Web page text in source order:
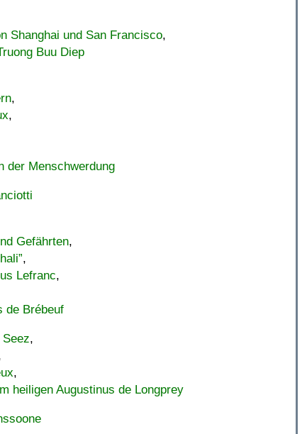
Shanghai und San Francisco,
Buu Diep
,
,
der Menschwerdung
Gefährten,
,
Lefranc,
de Brébeuf
,
,
heiligen Augustinus de Longprey